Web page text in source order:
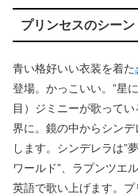
プリンセスのシーン
青い格好いい衣装を着た
登場。かっこいい。”星
目）ジミニーが歌って
界に。鏡の中からシン
します。シンデレラは”
ワールド”、ラプンツエ
英語で歌い上げます。